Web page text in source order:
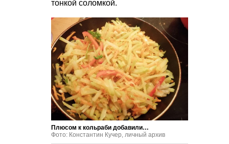
тонкой соломкой.
Плюсом к кольраби добавили…
Фото: Константин Кучер, личный архив